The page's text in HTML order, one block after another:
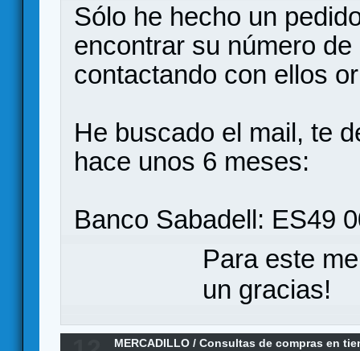
Sólo he hecho un
encontrar su número
contactando con ellos
He buscado el mail, te
hace unos 6 meses:
Banco Sabadell: ES49
Para este
un gracias!
MERCADILLO /Consultas de compras en